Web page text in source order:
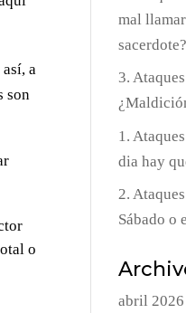
a
son
o
mal
sacerdote?
3.
1.
dia hay
2.
Sábado o
abril 2026